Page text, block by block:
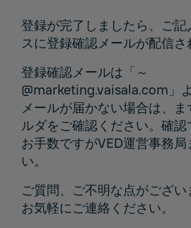
登録が完了しましたら、ご
スに登録確認メールが配信さ
登録確認メールは「～
@marketing.vaisala.com」
メールが届かない場合は、
ルダをご確認ください。確認
お手数ですがVED運営事務局
い。
ご質問、ご不明な点がござ
お気軽にご連絡ください。